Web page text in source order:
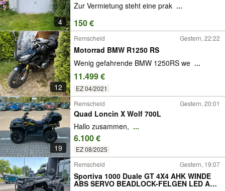
4
Zur Vermietung steht eine prak ...
150 €
12
Remscheid Gestern, 22:22
Motorrad BMW R1250 RS
Wenig gefahrende BMW 1250RS we ...
11.499 €
EZ 04/2021
19
Remscheid Gestern, 20:01
Quad Loncin X Wolf 700L
Hallo zusammen, ...
6.100 €
EZ 08/2025
Remscheid Gestern, 19:07
Sportiva 1000 Duale GT 4X4 AHK WINDE
ABS SERVO BEADLOCK-FELGEN LED ATV